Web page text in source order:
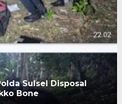
Sulsel Disposal
Bone